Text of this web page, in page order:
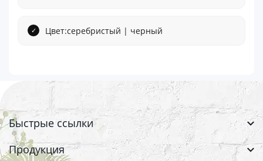
Цвет:серебристый | черный
Быстрые ссылки
Продукция